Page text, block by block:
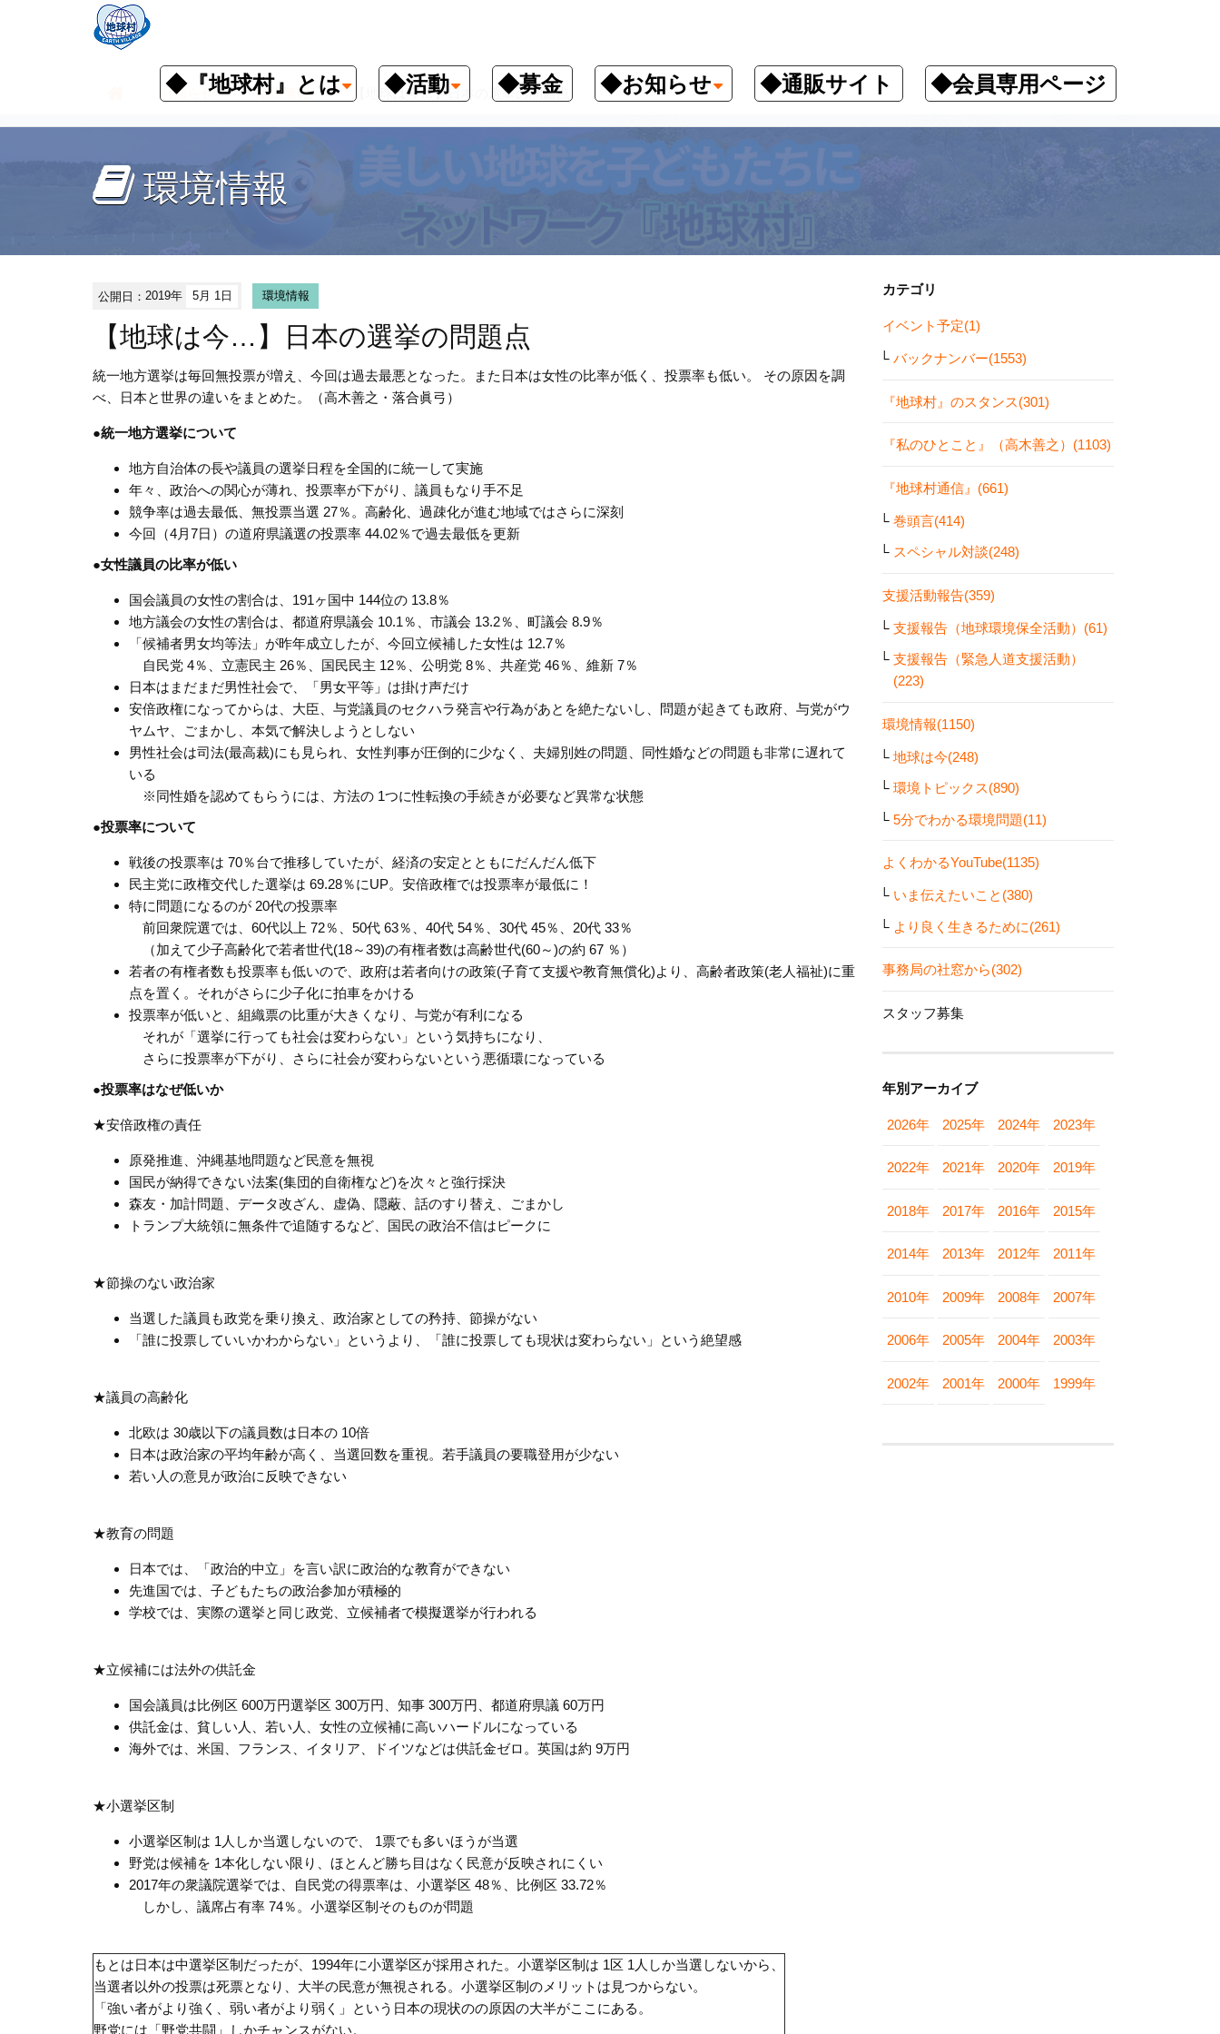
◆『地球村』とは ◆活動 ◆募金 ◆お知らせ ◆通販サイト ◆会員専用ページ
お知らせ 環境情報 【地球は今…】日本の選挙の問題点
環境情報
公開日：2019年 5月 1日 環境情報
【地球は今…】日本の選挙の問題点
統一地方選挙は毎回無投票が増え、今回は過去最悪となった。また日本は女性の比率が低く、投票率も低い。 その原因を調
べ、日本と世界の違いをまとめた。（高木善之・落合眞弓）
●統一地方選挙について
地方自治体の長や議員の選挙日程を全国的に統一して実施
年々、政治への関心が薄れ、投票率が下がり、議員もなり手不足
競争率は過去最低、無投票当選 27％。高齢化、過疎化が進む地域ではさらに深刻
今回（4月7日）の道府県議選の投票率 44.02％で過去最低を更新
●女性議員の比率が低い
国会議員の女性の割合は、191ヶ国中 144位の 13.8％
地方議会の女性の割合は、都道府県議会 10.1％、市議会 13.2％、町議会 8.9％
「候補者男女均等法」が昨年成立したが、今回立候補した女性は 12.7％
自民党 4％、立憲民主 26％、国民民主 12％、公明党 8％、共産党 46％、維新 7％
日本はまだまだ男性社会で、「男女平等」は掛け声だけ
安倍政権になってからは、大臣、与党議員のセクハラ発言や行為があとを絶たないし、問題が起きても政府、与党がウ
ヤムヤ、ごまかし、本気で解決しようとしない
男性社会は司法(最高裁)にも見られ、女性判事が圧倒的に少なく、夫婦別姓の問題、同性婚などの問題も非常に遅れて
いる
※同性婚を認めてもらうには、方法の 1つに性転換の手続きが必要など異常な状態
●投票率について
戦後の投票率は 70％台で推移していたが、経済の安定とともにだんだん低下
民主党に政権交代した選挙は 69.28％にUP。安倍政権では投票率が最低に！
特に問題になるのが 20代の投票率
前回衆院選では、60代以上 72％、50代 63％、40代 54％、30代 45％、20代 33％
（加えて少子高齢化で若者世代(18～39)の有権者数は高齢世代(60～)の約 67 ％）
若者の有権者数も投票率も低いので、政府は若者向けの政策(子育て支援や教育無償化)より、高齢者政策(老人福祉)に重
点を置く。それがさらに少子化に拍車をかける
投票率が低いと、組織票の比重が大きくなり、与党が有利になる
それが「選挙に行っても社会は変わらない」という気持ちになり、
さらに投票率が下がり、さらに社会が変わらないという悪循環になっている
●投票率はなぜ低いか
★安倍政権の責任
原発推進、沖縄基地問題など民意を無視
国民が納得できない法案(集団的自衛権など)を次々と強行採決
森友・加計問題、データ改ざん、虚偽、隠蔽、話のすり替え、ごまかし
トランプ大統領に無条件で追随するなど、国民の政治不信はピークに
★節操のない政治家
当選した議員も政党を乗り換え、政治家としての矜持、節操がない
「誰に投票していいかわからない」というより、「誰に投票しても現状は変わらない」という絶望感
★議員の高齢化
北欧は 30歳以下の議員数は日本の 10倍
日本は政治家の平均年齢が高く、当選回数を重視。若手議員の要職登用が少ない
若い人の意見が政治に反映できない
★教育の問題
日本では、「政治的中立」を言い訳に政治的な教育ができない
先進国では、子どもたちの政治参加が積極的
学校では、実際の選挙と同じ政党、立候補者で模擬選挙が行われる
★立候補には法外の供託金
国会議員は比例区 600万円選挙区 300万円、知事 300万円、都道府県議 60万円
供託金は、貧しい人、若い人、女性の立候補に高いハードルになっている
海外では、米国、フランス、イタリア、ドイツなどは供託金ゼロ。英国は約 9万円
★小選挙区制
小選挙区制は 1人しか当選しないので、 1票でも多いほうが当選
野党は候補を 1本化しない限り、ほとんど勝ち目はなく民意が反映されにくい
2017年の衆議院選挙では、自民党の得票率は、小選挙区 48％、比例区 33.72％
しかし、議席占有率 74％。小選挙区制そのものが問題
もとは日本は中選挙区制だったが、1994年に小選挙区が採用された。小選挙区制は 1区 1人しか当選しないから、
当選者以外の投票は死票となり、大半の民意が無視される。小選挙区制のメリットは見つからない。
「強い者がより強く、弱い者がより弱く」という日本の現状のの原因の大半がここにある。
野党には「野党共闘」しかチャンスがない。
カテゴリ
イベント予定(1)
バックナンバー(1553)
『地球村』のスタンス(301)
『私のひとこと』（高木善之）(1103)
『地球村通信』(661)
巻頭言(414)
スペシャル対談(248)
支援活動報告(359)
支援報告（地球環境保全活動）(61)
支援報告（緊急人道支援活動）
(223)
環境情報(1150)
地球は今(248)
環境トピックス(890)
5分でわかる環境問題(11)
よくわかるYouTube(1135)
いま伝えたいこと(380)
より良く生きるために(261)
事務局の社窓から(302)
スタッフ募集
年別アーカイブ
2026年 2025年 2024年 2023年
2022年 2021年 2020年 2019年
2018年 2017年 2016年 2015年
2014年 2013年 2012年 2011年
2010年 2009年 2008年 2007年
2006年 2005年 2004年 2003年
2002年 2001年 2000年 1999年